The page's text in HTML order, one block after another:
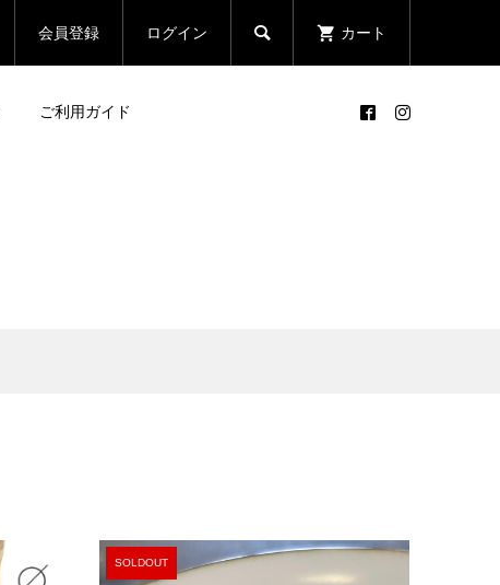
会員登録 ログイン  カート
ご利用ガイド
SOLDOUT